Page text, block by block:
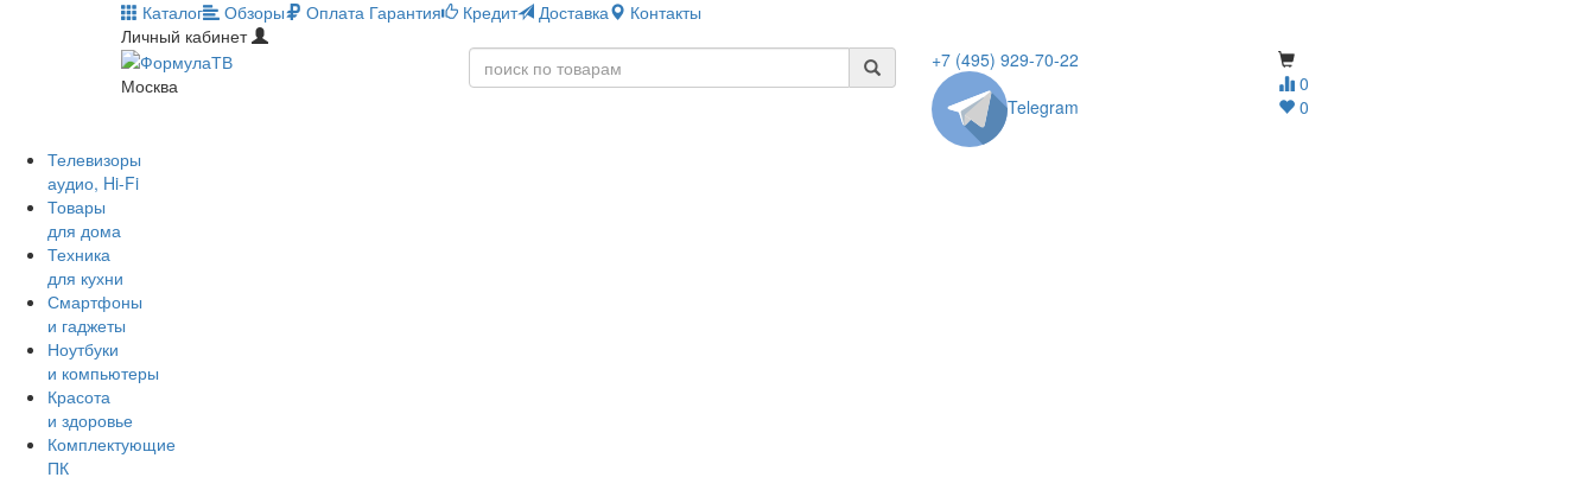
Каталог Обзоры Оплата Гарантия Кредит Доставка
Контакты
Личный кабинет
Москва
0
0
+7 (495) 929-70-22
Telegram
Телевизоры
аудио, Hi-Fi
Товары
для дома
Техника
для кухни
Смартфоны
и гаджеты
Ноутбуки
и компьютеры
Красота
и здоровье
Комплектующие
ПК